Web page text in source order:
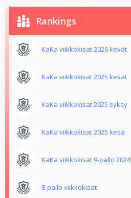
Rankings
KaKa viikkokisat 2026 kevät
KaKa viikkokisat 2025 kevät
KaKa viikkokisat 2025 syksy
KaKa viikkokisat 2025 kesä
KaKa viikkokisat 9-pallo 2024
8-pallo viikkokisat